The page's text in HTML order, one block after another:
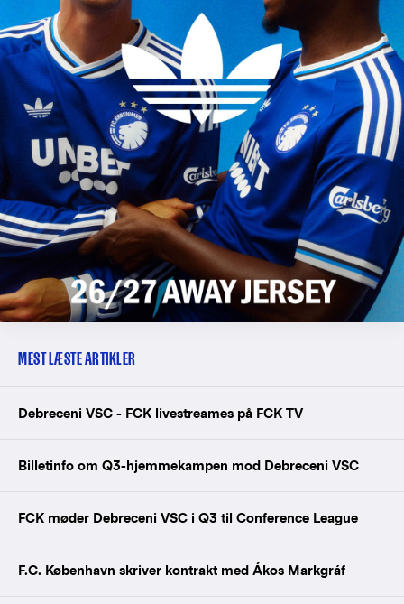
MEST LÆSTE ARTIKLER
Debreceni VSC - FCK livestreames på FCK TV
Billetinfo om Q3-hjemmekampen mod Debreceni VSC
FCK møder Debreceni VSC i Q3 til Conference League
F.C. København skriver kontrakt med Ákos Markgráf